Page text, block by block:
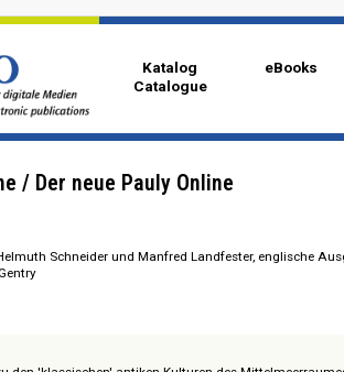
Katalog
Catalogue
/ Der neue Pauly Online
Helmuth Schneider und Manfred Landfester,